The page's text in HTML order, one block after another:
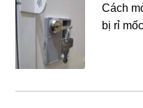
Cách
bị rỉ